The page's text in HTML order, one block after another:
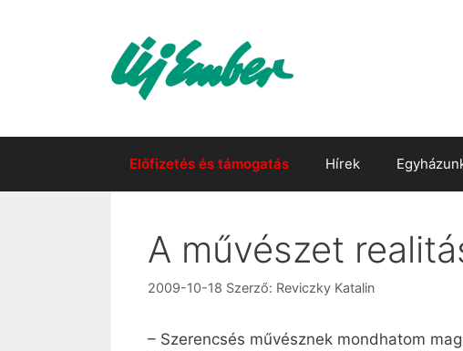
Előfizetés és támogatás Hírek
A művészet
2009-10-18 Szerző: Reviczky Katalin
– Szerencsés művésznek mondhatom